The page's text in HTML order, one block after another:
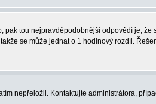
pak tou nejpravděpodobnější odpovědí je, že
se může jednat o 1 hodinový rozdíl.
nepřeložil. Kontaktujte administrátora,